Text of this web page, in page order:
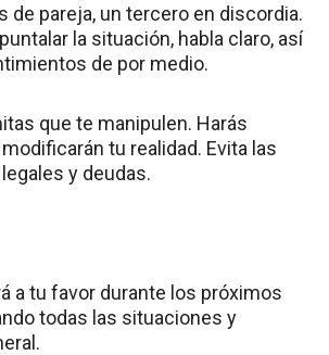
de pareja, un tercero en discordia.
la situación, habla claro, así
de por medio.
que te manipulen. Harás
tu realidad. Evita las
y deudas.
a tu favor durante los próximos
todas las situaciones y